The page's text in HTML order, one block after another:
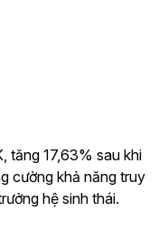
tăng 17,63% sau khi
cường khả năng truy
hệ sinh thái.